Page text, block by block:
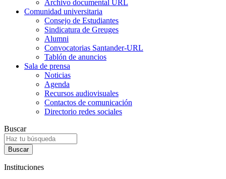
Archivo documental URL
Comunidad universitaria
Consejo de Estudiantes
Sindicatura de Greuges
Alumni
Convocatorias Santander-URL
Tablón de anuncios
Sala de prensa
Noticias
Agenda
Recursos audiovisuales
Contactos de comunicación
Directorio redes sociales
Buscar
Instituciones